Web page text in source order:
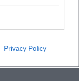
Privacy Policy